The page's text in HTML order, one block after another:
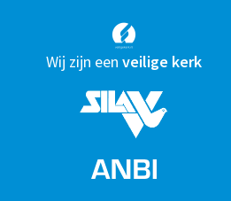
Wij zijn een veilige kerk